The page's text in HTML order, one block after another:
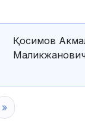
Қосимов
»